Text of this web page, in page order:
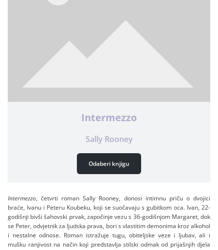
Intermezzo
Sally Rooney
Odaberi knjigu
Intermezzo , četvrti roman Sally Rooney, donosi intimnu priču o dvojici
braće, Ivanu i Peteru Koubeku, koji se suočavaju s gubitkom oca. Ivan, 22-
godišnji bivši šahovski prvak, započinje vezu s 36-godišnjom Margaret, dok
se Peter, odvjetnik za ljudska prava, bori s vlastitim demonima kroz alkohol
i nestalne odnose. Roman istražuje tugu, obiteljske veze i ljubav, ali i
mušku ranjivost na način koji predstavlja stilski odmak od prijašnjih djela